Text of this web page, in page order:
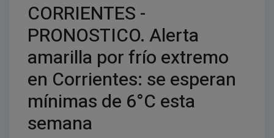
CORRIENTES -
PRONOSTICO. Alerta
amarilla por frío extremo
en Corrientes: se esperan
mínimas de 6°C esta
semana